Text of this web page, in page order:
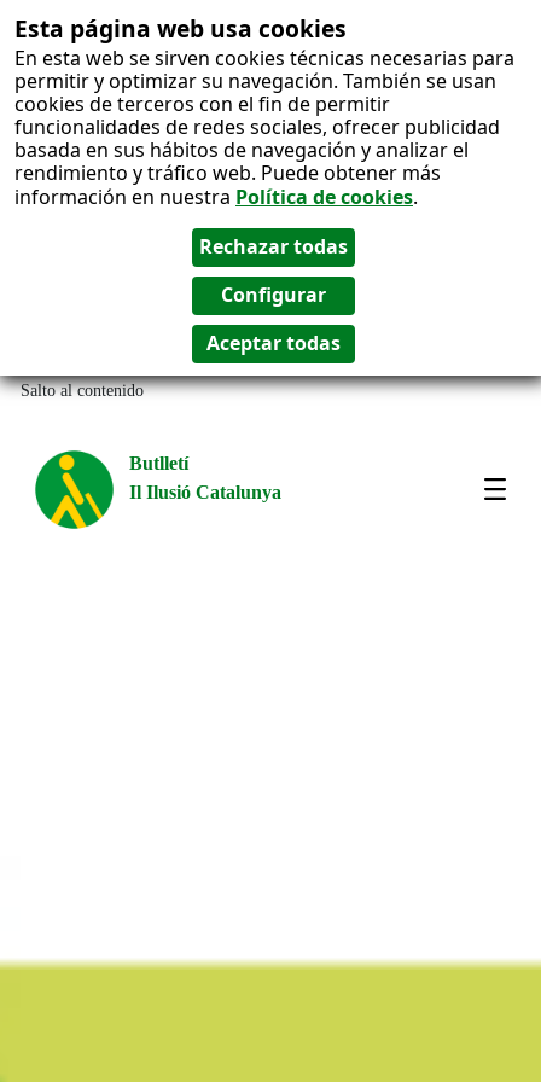
Esta página web usa cookies
En esta web se sirven cookies técnicas necesarias para
permitir y optimizar su navegación. También se usan
cookies de terceros con el fin de permitir
funcionalidades de redes sociales, ofrecer publicidad
basada en sus hábitos de navegación y analizar el
rendimiento y tráfico web. Puede obtener más
información en nuestra Política de cookies.
Salto al contenido
Butlletí
Il Ilusió Catalunya